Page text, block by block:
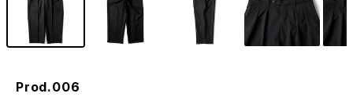
Prod.006